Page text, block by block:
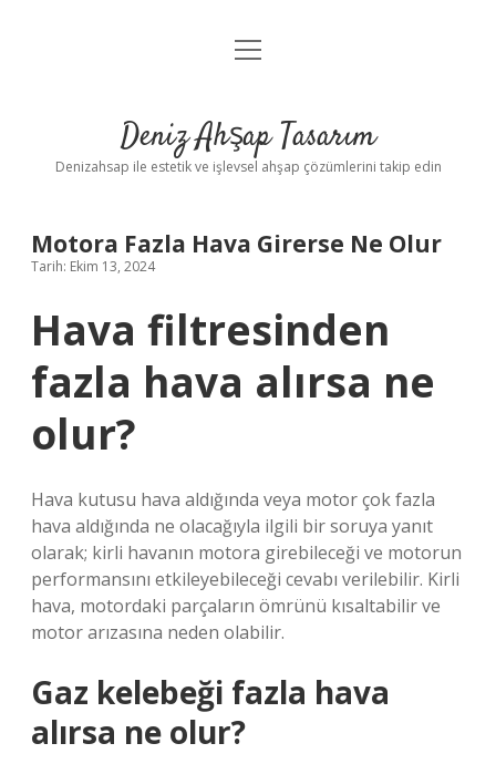
Anasayfa
Yasal Uyarı
menüyü
Deniz Ahşap Tasarım
Denizahsap ile estetik ve işlevsel ahşap çözümlerini takip edin
Motora Fazla Hava Girerse Ne Olur
Tarih: Ekim 13, 2024
Hava filtresinden
fazla hava alırsa ne
olur?
Hava kutusu hava aldığında veya motor çok fazla
hava aldığında ne olacağıyla ilgili bir soruya yanıt
olarak; kirli havanın motora girebileceği ve motorun
performansını etkileyebileceği cevabı verilebilir. Kirli
hava, motordaki parçaların ömrünü kısaltabilir ve
motor arızasına neden olabilir.
Gaz kelebeği fazla hava
alırsa ne olur?